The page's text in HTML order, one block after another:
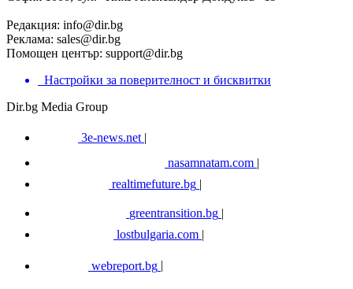
Редакция: info@dir.bg
Реклама: sales@dir.bg
Помощен център: support@dir.bg
Настройки за поверителност и бисквитки
Dir.bg Media Group
3e-news.net |
nasamnatam.com |
realtimefuture.bg |
greentransition.bg |
lostbulgaria.com |
webreport.bg